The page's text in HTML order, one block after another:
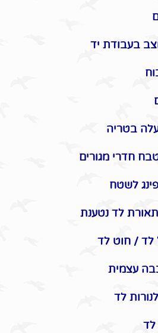
בעבודת יד
בטריה
חדרי מגורים
לשטח
לד נטענת
/ חוט לד
עצמית
לד
לד